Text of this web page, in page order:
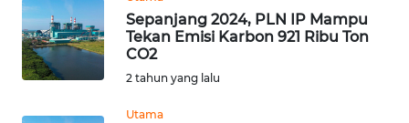
Sepanjang 2024, PLN IP Mampu
Tekan Emisi Karbon 921 Ribu Ton
CO2
2 tahun yang lalu
Utama
WN
SERAMBI
WN